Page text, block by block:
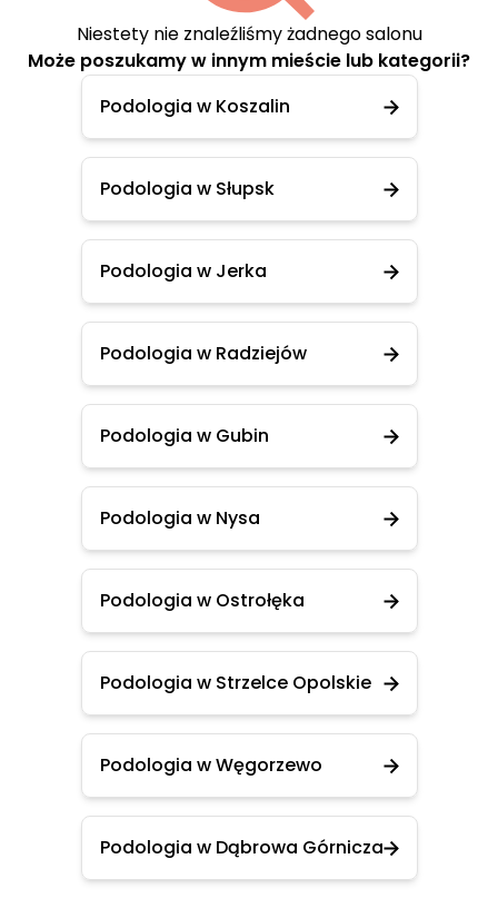
Niestety nie znaleźliśmy żadnego salonu
Może poszukamy w innym mieście lub kategorii?
Podologia w Koszalin
Podologia w Słupsk
Podologia w Jerka
Podologia w Radziejów
Podologia w Gubin
Podologia w Nysa
Podologia w Ostrołęka
Podologia w Strzelce Opolskie
Podologia w Węgorzewo
Podologia w Dąbrowa Górnicza